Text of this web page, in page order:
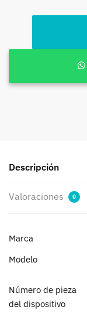
330-
Descripción
Valoraciones 0
Marca
Modelo
Número de pieza
del dispositivo